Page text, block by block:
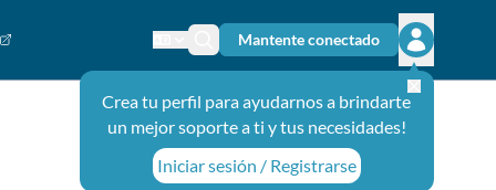
Cambiar el idioma
Ícono de búsqueda
Mantente conectado
Abrir el
Crea tu perfil para ayudarnos a brindarte
un mejor soporte a ti y tus necesidades!
Iniciar sesión / Registrarse